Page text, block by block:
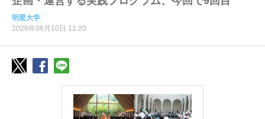
明星大学
2026年06月10日 11:20